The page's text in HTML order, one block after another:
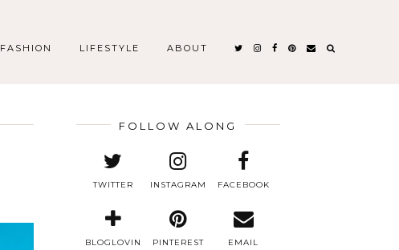
FASHION LIFESTYLE ABOUT
FOLLOW ALONG
TWITTER INSTAGRAM FACEBOOK
BLOGLOVIN PINTEREST EMAIL